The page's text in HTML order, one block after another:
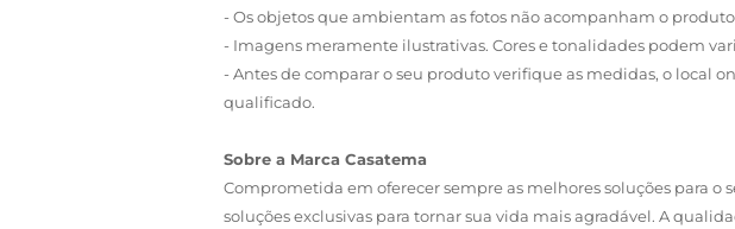
- Os objetos que ambientam as fotos não acompanham o
- Imagens meramente ilustrativas. Cores e tonalidades podem
- Antes de comparar o seu produto verifique as medidas, o local
qualificado.
Sobre a Marca Casatema
Comprometida em oferecer sempre as melhores soluções para o
soluções exclusivas para tornar sua vida mais agradável. A